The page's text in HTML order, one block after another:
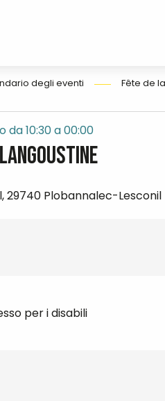
degli eventi Fête de
da 10:30 a 00:00
29740 Plobannalec-Lesconil
per i disabili